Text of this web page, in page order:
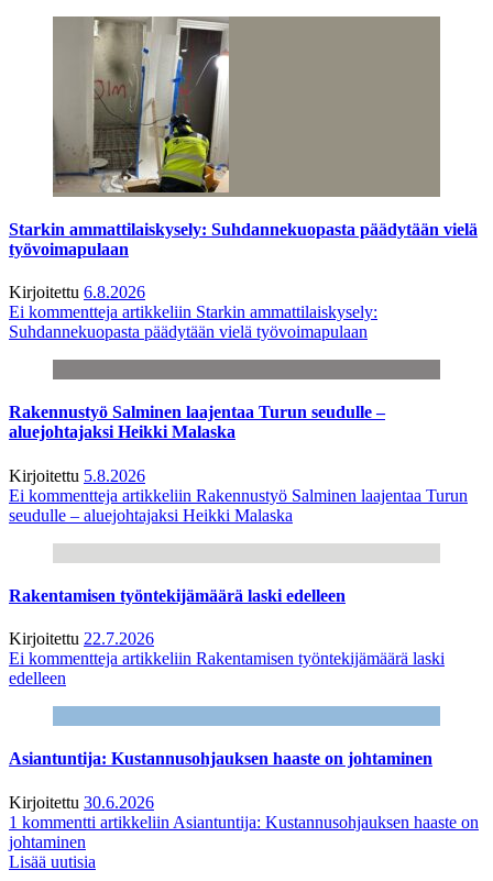
Starkin ammattilaiskysely: Suhdannekuopasta päädytään vielä
työvoimapulaan
Kirjoitettu 6.8.2026
Ei kommentteja artikkeliin Starkin ammattilaiskysely:
Suhdannekuopasta päädytään vielä työvoimapulaan
Rakennustyö Salminen laajentaa Turun seudulle –
aluejohtajaksi Heikki Malaska
Kirjoitettu 5.8.2026
Ei kommentteja artikkeliin Rakennustyö Salminen laajentaa Turun
seudulle – aluejohtajaksi Heikki Malaska
Rakentamisen työntekijämäärä laski edelleen
Kirjoitettu 22.7.2026
Ei kommentteja artikkeliin Rakentamisen työntekijämäärä laski
edelleen
Asiantuntija: Kustannusohjauksen haaste on johtaminen
Kirjoitettu 30.6.2026
1 kommentti artikkeliin Asiantuntija: Kustannusohjauksen haaste on
johtaminen
Lisää uutisia